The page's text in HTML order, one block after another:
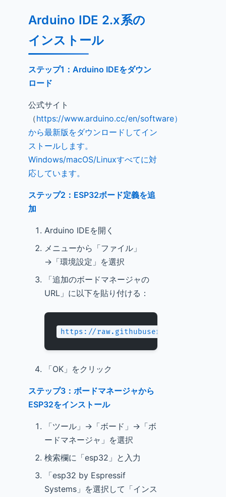
Arduino IDE 2.x系の
インストール
ステップ1：Arduino IDEをダウン
ロード
公式サイト
（https://www.arduino.cc/en/software）
から最新版をダウンロードしてイン
ストールします。
Windows/macOS/Linuxすべてに対
応しています。
ステップ2：ESP32ボード定義を追
加
Arduino IDEを開く
メニューから「ファイル」
→「環境設定」を選択
「追加のボードマネージャの
URL」に以下を貼り付ける：
https://raw.githubusercontent.com/
「OK」をクリック
ステップ3：ボードマネージャから
ESP32をインストール
「ツール」→「ボード」→「ボ
ードマネージャ」を選択
検索欄に「esp32」と入力
「esp32 by Espressif
Systems」を選択して「インス